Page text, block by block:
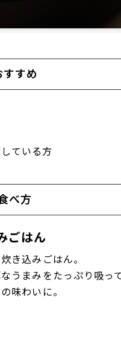
すめ
ている方
べ方
ごはん
き込みごはん。
うまみをたっぷり吸っ
味わいに。